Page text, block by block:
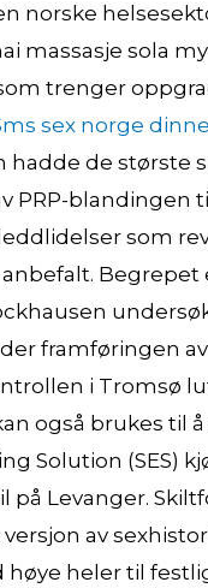
norske
massasje sola
trenger
sex norge
hadde de største
PRP-blandingen
som
anbefalt.
framføringen
i Tromsø
også brukes til
Solution (SES)
Levanger.
av
heler til